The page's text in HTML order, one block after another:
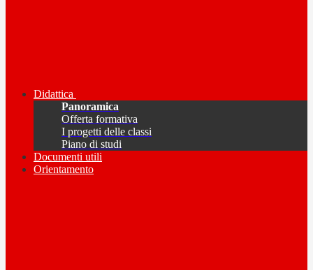
Didattica
Panoramica
Offerta formativa
I progetti delle classi
Piano di studi
Documenti utili
Orientamento